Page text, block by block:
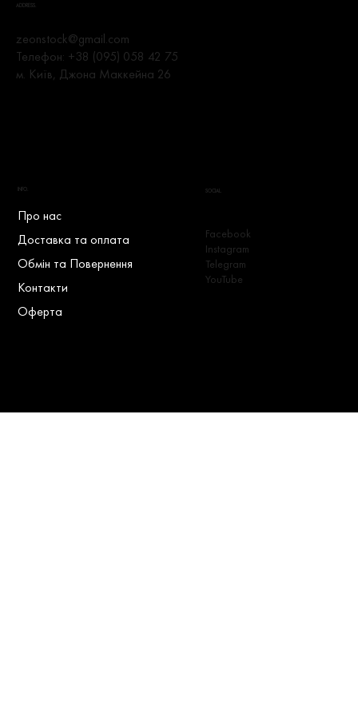
ADDRESS.
zeonstock@gmail.com
Телефон: +38 (095) 058 42 75
м. Київ, Джона Маккейна 26
INFO.
Про нас
Доставка та оплата
Обмін та Повернення
Контакти
Оферта
SOCIAL.
Facebook
Instagram
Telegram
YouTube